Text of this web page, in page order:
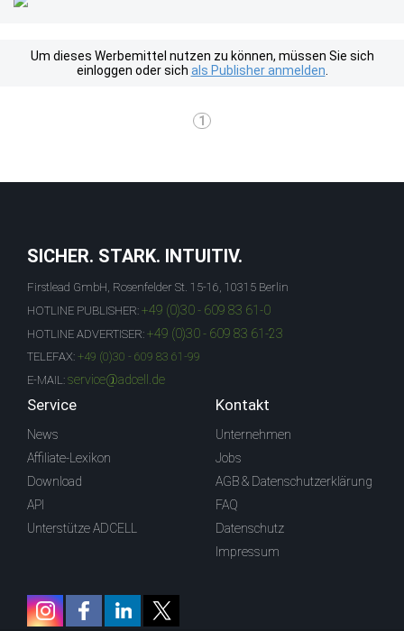
Um dieses Werbemittel nutzen zu können, müssen Sie sich
einloggen oder sich als Publisher anmelden
1
SICHER. STARK. INTUITIV.
Firstlead GmbH, Rosenfelder St. 15-16, 10315 Berlin
HOTLINE PUBLISHER: +49 (0)30 - 609 83 61-0
HOTLINE ADVERTISER: +49 (0)30 - 609 83 61-23
TELEFAX: +49 (0)30 - 609 83 61-99
E-MAIL: service@adcell.de
Service
News
Affiliate-Lexikon
Download
API
Unterstütze ADCELL
Kontakt
Unternehmen
Jobs
AGB & Datenschutzerklärung
FAQ
Datenschutz
Impressum